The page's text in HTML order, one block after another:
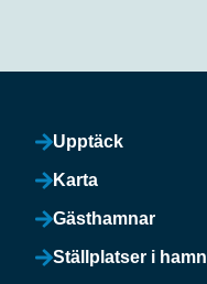
Upptäck
Karta
Gästhamnar
Ställplatser i hamn